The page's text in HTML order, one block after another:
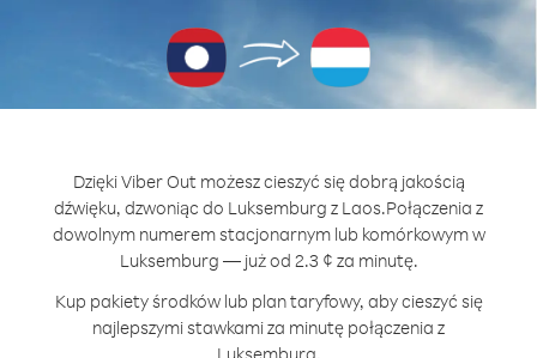
Dzięki Viber Out możesz cieszyć się dobrą jakością
dźwięku, dzwoniąc do Luksemburg z Laos.Połączenia z
dowolnym numerem stacjonarnym lub komórkowym w
Luksemburg — już od 2.3 ¢ za minutę.
Kup pakiety środków lub plan taryfowy, aby cieszyć się
najlepszymi stawkami za minutę połączenia z